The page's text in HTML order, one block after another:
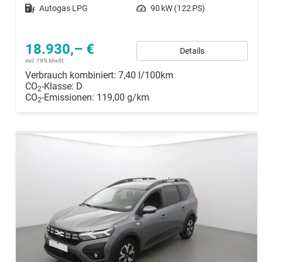
Kraftstoff Autogas LPG Leistung 90 kW (122 PS)
18.930,– €
incl. 19% MwSt.
Details
Verbrauch kombiniert: 7,40 l/100km
CO2-Klasse: D
CO2-Emissionen: 119,00 g/km